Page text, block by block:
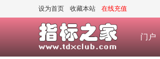
设为首页 收藏本站 在线充值
门户